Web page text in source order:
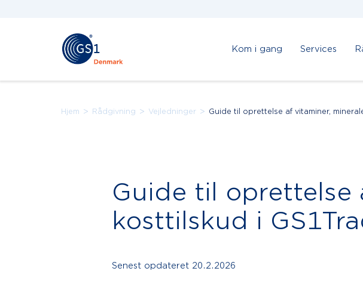
Kom i gang Services
Hjem > Rådgivning > Vejledninger > Guide til oprettelse af vitaminer,
Guide til oprettelse
kosttilskud i
Senest opdateret 20.2.2026